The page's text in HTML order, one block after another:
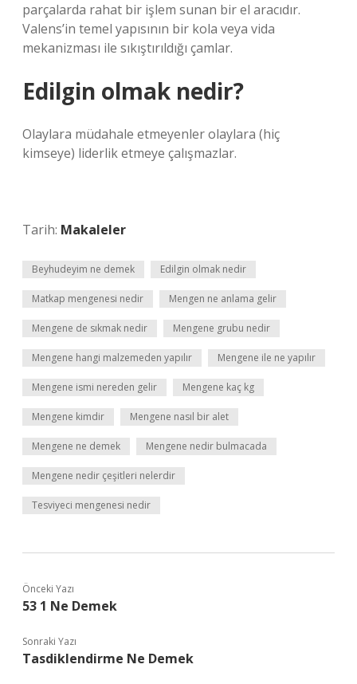
parçalarda rahat bir işlem sunan bir el aracıdır.
Valens’in temel yapısının bir kola veya vida
mekanizması ile sıkıştırıldığı çamlar.
Edilgin olmak nedir?
Olaylara müdahale etmeyenler olaylara (hiç
kimseye) liderlik etmeye çalışmazlar.
Tarih: Makaleler
Beyhudeyim ne demek Edilgin olmak nedir
Matkap mengenesi nedir Mengen ne anlama gelir
Mengene de sıkmak nedir Mengene grubu nedir
Mengene hangi malzemeden yapılır Mengene ile ne yapılır
Mengene ismi nereden gelir Mengene kaç kg
Mengene kimdir Mengene nasıl bir alet
Mengene ne demek Mengene nedir bulmacada
Mengene nedir çeşitleri nelerdir
Tesviyeci mengenesi nedir
Önceki Yazı
53 1 Ne Demek
Sonraki Yazı
Tasdiklendirme Ne Demek